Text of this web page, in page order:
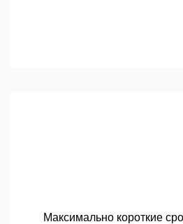
Максимально короткие